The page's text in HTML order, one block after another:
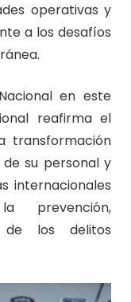
operativas y
a los desafíos
en este
reafirma el
transformación
su personal y
internacionales
prevención,
de los delitos